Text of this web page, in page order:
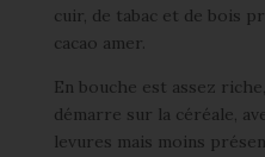
cuir, de tabac et de bois
cacao amer.
En bouche est assez
démarre sur la céréale,
levures mais moins